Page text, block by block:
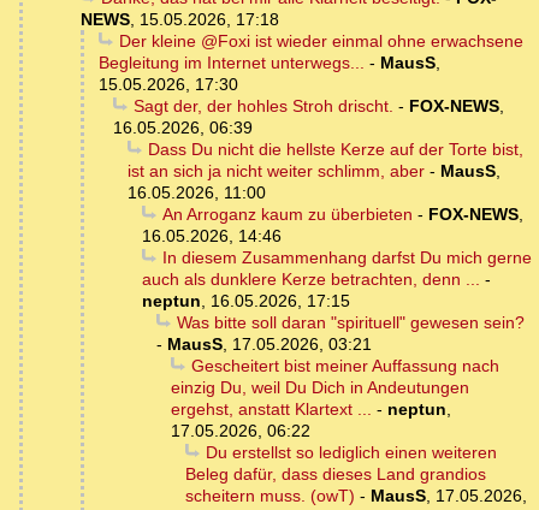
NEWS, 15.05.2026, 17:18
Der kleine @Foxi ist wieder einmal ohne erwachsene
Begleitung im Internet unterwegs... - MausS,
15.05.2026, 17:30
Sagt der, der hohles Stroh drischt. - FOX-NEWS,
16.05.2026, 06:39
Dass Du nicht die hellste Kerze auf der Torte bist,
ist an sich ja nicht weiter schlimm, aber - MausS,
16.05.2026, 11:00
An Arroganz kaum zu überbieten - FOX-NEWS,
16.05.2026, 14:46
In diesem Zusammenhang darfst Du mich gerne
auch als dunklere Kerze betrachten, denn ... -
neptun, 16.05.2026, 17:15
Was bitte soll daran "spirituell" gewesen sein?
- MausS, 17.05.2026, 03:21
Gescheitert bist meiner Auffassung nach
einzig Du, weil Du Dich in Andeutungen
ergehst, anstatt Klartext ... - neptun,
17.05.2026, 06:22
Du erstellst so lediglich einen weiteren
Beleg dafür, dass dieses Land grandios
scheitern muss. (owT) - MausS, 17.05.2026,